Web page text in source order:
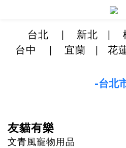
台北 | 新北 |
台中
| 宜蘭 | 花
-台北
友貓有樂
文青風寵物用品